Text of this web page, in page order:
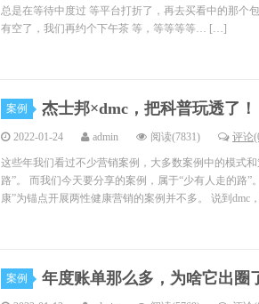
总是在等待中度过 等平台打折了，再去买看中的那个
有空了，我们再约个下午茶 等，等等等等… […]
案例 杰士邦×dmc，把科普玩透了！
2022-01-24 admin 阅读(7831) 评论
这些年我们看过不少营销案例，大多数案例中的模式
路”。 而我们今天要分享的案例，属于“少有人走的路”
康”为锚点开展两性健康营销的案例并不多。 说到dmc
案例 年度账单那么多，为啥它出圈